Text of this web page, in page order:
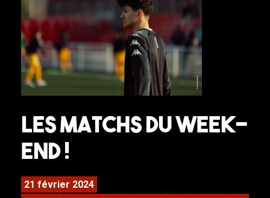
Les matchs du week-
end !
21 février 2024